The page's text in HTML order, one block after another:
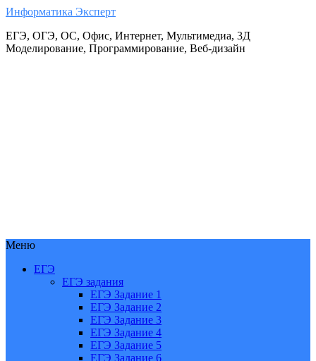
Информатика Эксперт
ЕГЭ, ОГЭ, ОС, Офис, Интернет, Мультимедиа, 3Д
Моделирование, Программирование, Веб-дизайн
Меню
ЕГЭ
ЕГЭ задания
ЕГЭ Задание 1
ЕГЭ Задание 2
ЕГЭ Задание 3
ЕГЭ Задание 4
ЕГЭ Задание 5
ЕГЭ Задание 6